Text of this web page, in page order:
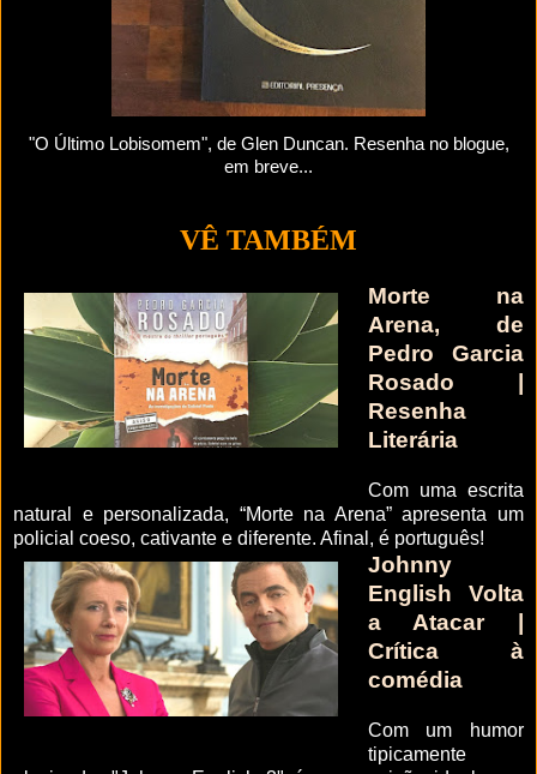
"O Último Lobisomem", de Glen Duncan. Resenha no blogue,
em breve...
VÊ TAMBÉM
Morte na
Arena, de
Pedro Garcia
Rosado |
Resenha
Literária
Com uma escrita
natural e personalizada, “Morte na Arena” apresenta um
policial coeso, cativante e diferente. Afinal, é português!
Johnny
English Volta
a Atacar |
Crítica à
comédia
Com um humor
tipicamente